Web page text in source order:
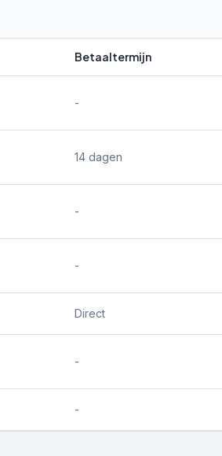
Betaaltermijn
-
14 dagen
-
-
Direct
-
-